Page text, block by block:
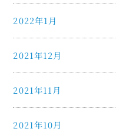
2022年1月
2021年12月
2021年11月
2021年10月